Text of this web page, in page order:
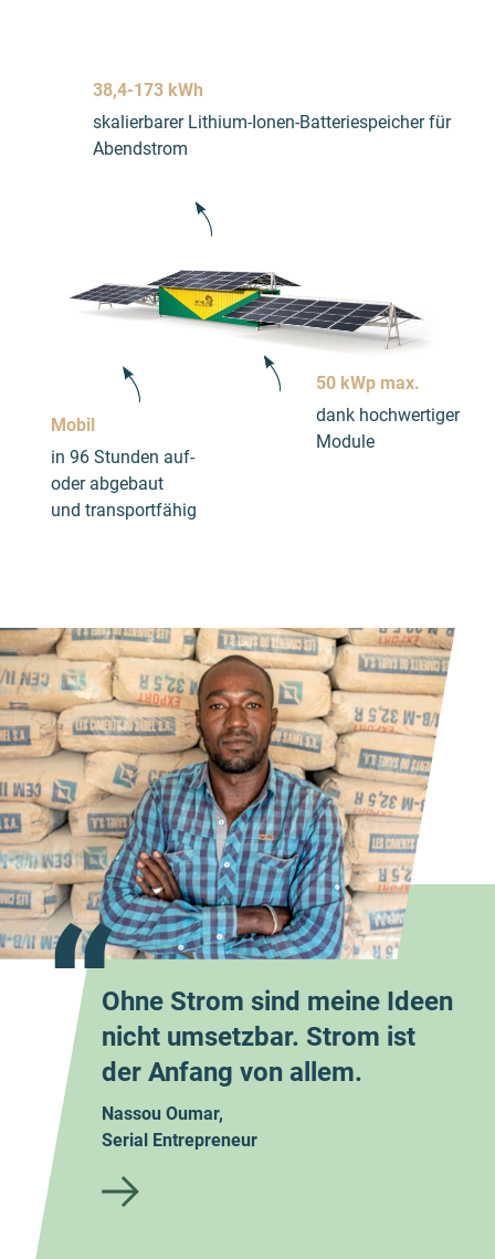
50 kWp max.
dank hochwertiger
Module
38,4-173 kWh
skalierbarer Lithium-Ionen-Batteriespeicher für
Abendstrom
Mobil
in 96 Stunden auf-
oder abgebaut
und transportfähig
“Ohne Strom sind meine Ideen
nicht umsetzbar. Strom ist
der Anfang von allem.
Nassou Oumar,
Serial Entrepreneur